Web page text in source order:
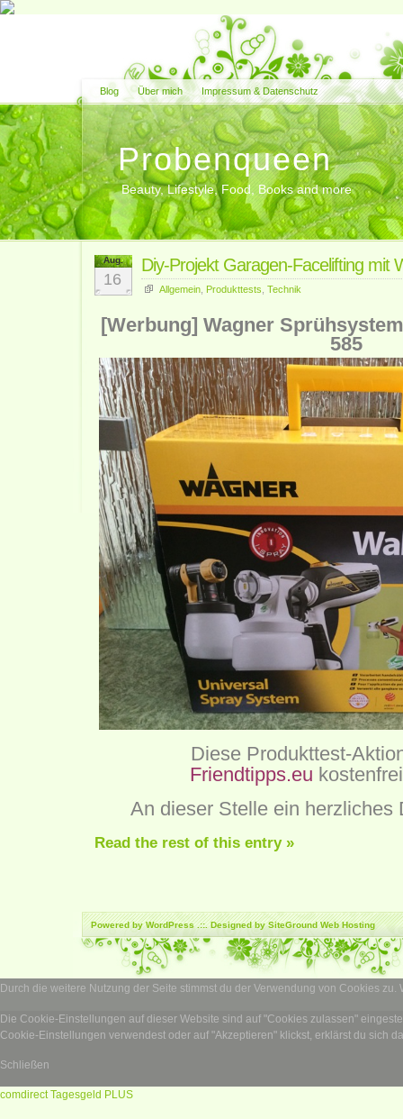
Blog Über mich Impressum & Datenschutz
Probenqueen
Beauty, Lifestyle, Food, Books and more
Aug.
16
Diy-Projekt Garagen-Facelifting mit
Allgemein Produkttests Technik
[Werbung] Wagner
585
Diese Produkttest-
Friendtipps.eu
An dieser Stelle ein herzliches
Read the rest of this entry »
Powered byWordPress.::. Designed by SiteGroundWeb Hosting
Durch die weitere Nutzung der Seite stimmst du der Verwendung von Cookies zu.
Die Cookie-Einstellungen auf dieser Website sind auf "Cookies zulassen"
Cookie-Einstellungen verwendest oder auf "Akzeptieren" klickst, erklärst du sich
Schließen
comdirect Tagesgeld PLUS